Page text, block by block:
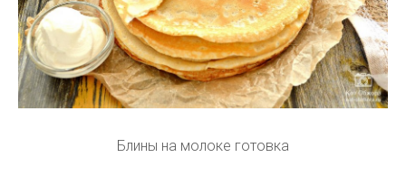
Блины на молоке готовка